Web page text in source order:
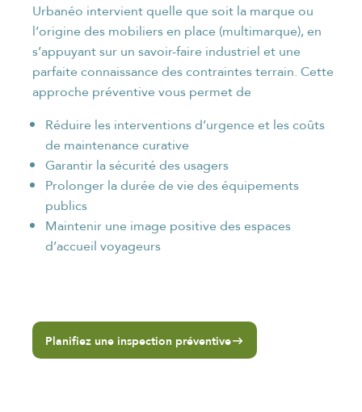
Urbanéo intervient quelle que soit la marque ou
l’origine des mobiliers en place (multimarque), en
s’appuyant sur un savoir-faire industriel et une
parfaite connaissance des contraintes terrain. Cette
approche préventive vous permet de
Réduire les interventions d’urgence et les coûts
de maintenance curative
Garantir la sécurité des usagers
Prolonger la durée de vie des équipements
publics
Maintenir une image positive des espaces
d’accueil voyageurs
Planifiez une inspection préventive